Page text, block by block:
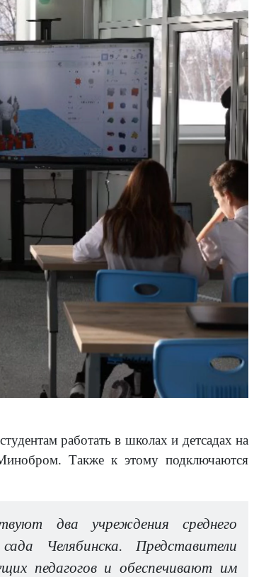
работать в школах и детсадах на
Также к этому подключаются
два учреждения среднего
Челябинска. Представители
педагогов и обеспечивают им